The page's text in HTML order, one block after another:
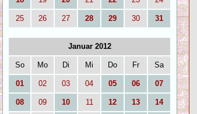
25 26 27 28 29 30 31
Januar 2012
So Mo Di Mi Do Fr Sa
01 02 03 04 05 06 07
08 09 10 11 12 13 14